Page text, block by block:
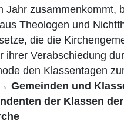
Jahr zusammenkommt,
Theologen und
die die
ihrer Verabschiedung
den Klassentagen
Gemeinden und
der Klassen